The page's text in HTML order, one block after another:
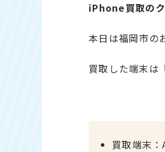
iPhone買取の
本日は福岡市の
買取した端末は
買取端末